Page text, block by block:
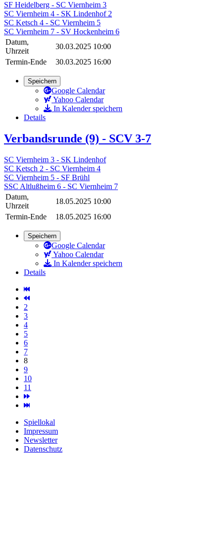
SF Heidelberg - SC Viernheim 3
SC Viernheim 4 - SK Lindenhof 2
SC Ketsch 4 - SC Viernheim 5
SC Viernheim 7 - SV Hockenheim 6
Datum,
Uhrzeit
30.03.2025 10:00
Termin-Ende
30.03.2025 16:00
Speichern
Google Calendar
Yahoo Calendar
In Kalender speichern
Details
Verbandsrunde (9) - SCV 3-7
SC Viernheim 3 - SK Lindenhof
SC Ketsch 2 - SC Viernheim 4
SC Viernheim 5 - SF Brühl
SSC Altlußheim 6 - SC Viernheim 7
Datum,
Uhrzeit
18.05.2025 10:00
Termin-Ende
18.05.2025 16:00
Speichern
Google Calendar
Yahoo Calendar
In Kalender speichern
Details
2
3
4
5
6
7
8
9
10
11
Spiellokal
Impressum
Newsletter
Datenschutz